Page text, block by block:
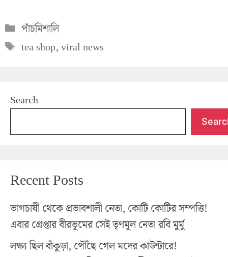
Categories
পাঁচমিশালি
Tags
tea shop,viral news
Search
Recent Posts
ভাগচাষী থেকে প্রভাবশালী নেতা, কোটি কোটির সম্পত্তি!
এবার গ্রেপ্তার বীরভূমের সেই তৃণমূল নেতা রবি মুর্মু
লক্ষ্য ছিল বাঁকুড়া, পৌঁছে গেল মদের কাউন্টারে!